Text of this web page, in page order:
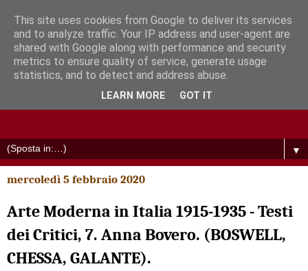
▼
mercoledì 5 febbraio 2020
Arte Moderna in Italia 1915-1935 - Testi
dei Critici, 7. Anna Bovero. (BOSWELL,
CHESSA, GALANTE).
This site uses cookies from Google to deliver its services
and to analyze traffic. Your IP address and user-agent are
shared with Google along with performance and security
metrics to ensure quality of service, generate usage
statistics, and to detect and address abuse.
LEARN MORE GOT IT